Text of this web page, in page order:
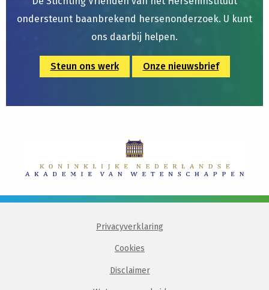
ondersteunt baanbrekend hersenonderzoek. U kunt
ons daarbij helpen.
Steun ons werk Onze nieuwsbrief
Privacyverklaring
Cookies
Disclaimer